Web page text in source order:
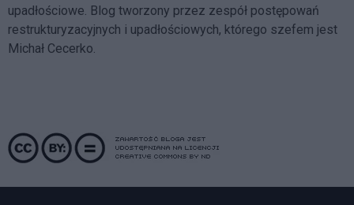
upadłościowe. Blog tworzony przez zespół postępowań
restrukturyzacyjnych i upadłościowych, którego szefem jest
Michał Cecerko.